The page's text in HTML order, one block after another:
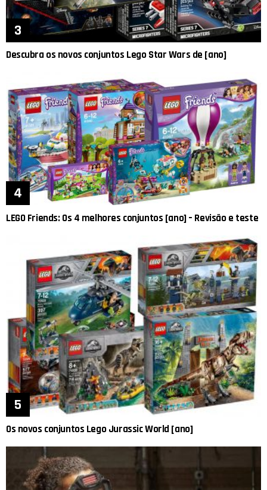
Descubra os novos conjuntos Lego Star Wars de [ano]
LEGO Friends: Os 4 melhores conjuntos [ano] – Revisão e teste
Os novos conjuntos Lego Jurassic World [ano]